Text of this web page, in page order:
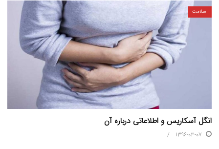
سلامت
انگل آسکاریس و اطلاعاتی درباره آن
1396-03-07